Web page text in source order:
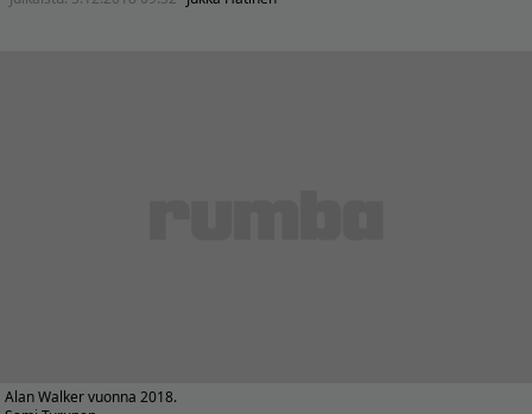
Alan Walker vuonna 2018.